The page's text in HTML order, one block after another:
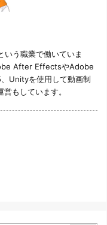
いう職業で働いていま
After EffectsやAdobe
Unityを使用して動画制
もしています。